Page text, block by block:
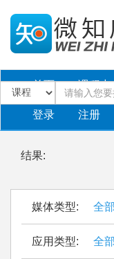
首页 课程中
登录 注册
结果:
媒体类型: 全部
应用类型: 全部